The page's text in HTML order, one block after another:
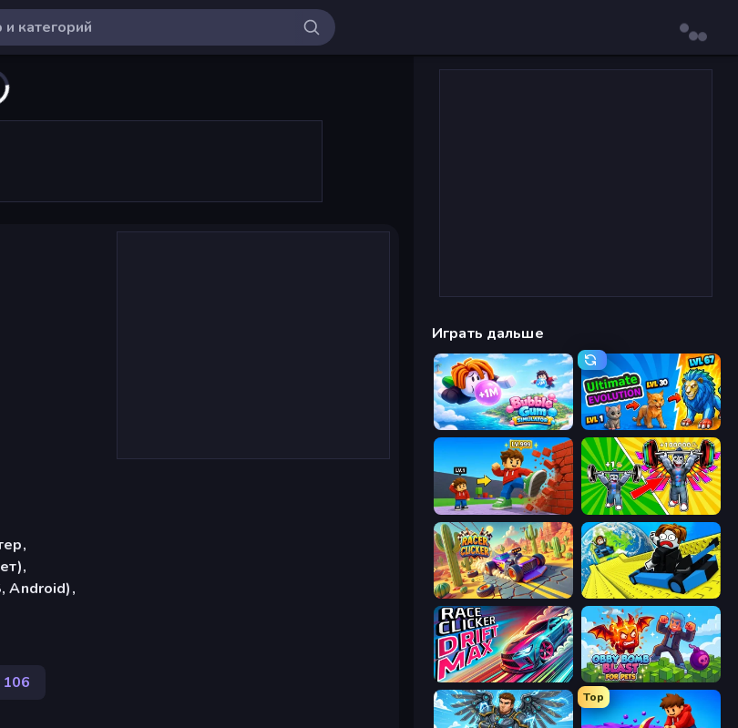
Android),
106
Играть дальше
Bubble Gum Simulator Ultimate Evolution
Obby: +1 Click Wall Breaker Obby: Gym Simulator, Escape
Racer Clicker Cart Ride Danger Mount
Race Clicker: Drift Max Obby Bomb Blast For Pets
Top